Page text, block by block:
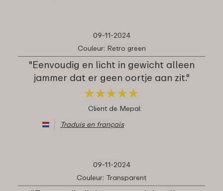
09-11-2024
Couleur: Retro green
"Eenvoudig en licht in gewicht alleen
jammer dat er geen oortje aan zit."
★★★★★
★★★★★
Client de Mepal
Traduis en français
09-11-2024
Couleur: Transparent